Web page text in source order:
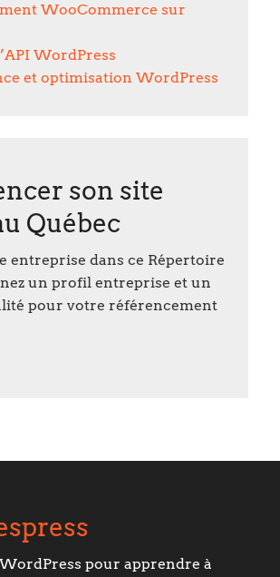
WooCommerce sur
WordPress
et optimisation WordPress
son site
Québec
entreprise dans ce Répertoire
un profil entreprise et un
pour votre référencement
pour apprendre à